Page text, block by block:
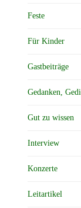
Feste
Für Kinder
Gastbeiträge
Gedanken,
Gut zu wissen
Interview
Konzerte
Leitartikel